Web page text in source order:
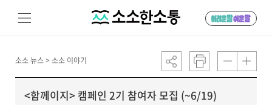
소소 뉴스 > 소소 이야기
<함께이지> 캠페인 2기 참여자 모집 (~6/19)